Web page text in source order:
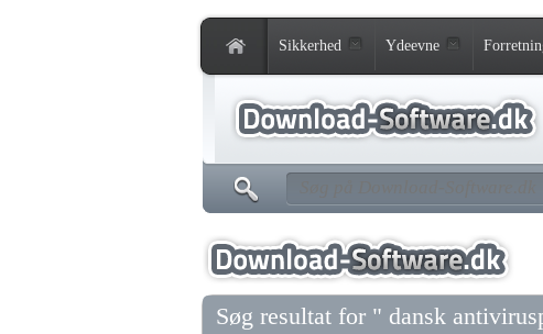
Sikkerhed Ydeevne
Søg resultat for " dansk